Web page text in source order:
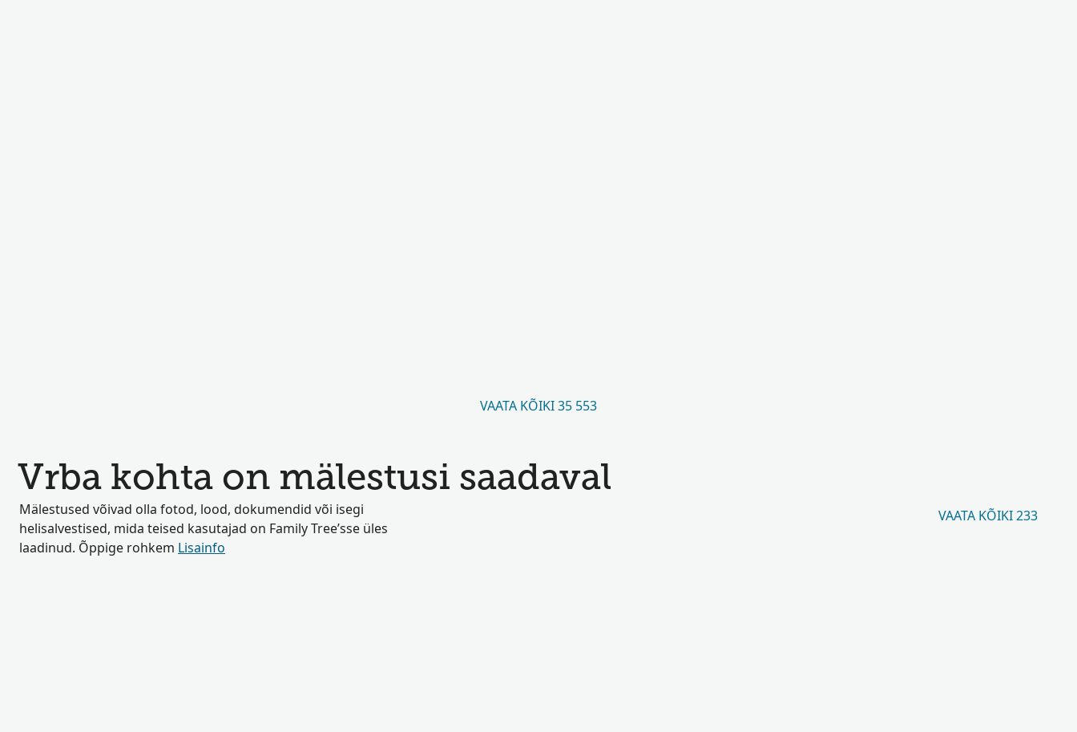
VAATA KÕIKI 35 553
Vrba kohta on mälestusi saadaval
Mälestused võivad olla fotod, lood, dokumendid või isegi
helisalvestised, mida teised kasutajad on Family Tree’sse üles
laadinud. Õppige rohkem Lisainfo
VAATA KÕIKI 233